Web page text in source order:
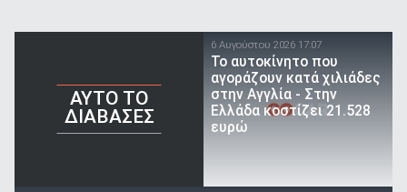
AYTO TO
ΔΙΑΒΑΣΕΣ
6 Αυγούστου 2026 17:07
To αυτοκίνητο που
αγοράζουν κατά χιλιάδες
στην Αγγλία - Στην
Ελλάδα κοστίζει 21.528
ευρώ